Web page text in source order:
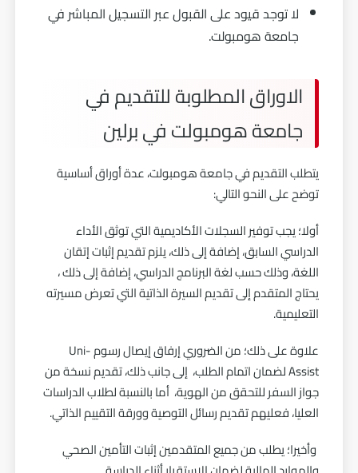
لا توجد قيود على القبول عبر التسجيل المباشر في
جامعة هومبولت.
الاوراق المطلوبة للتقديم في
جامعة هومبولت في برلين
يتطلب التقديم في جامعة هومبولت، عدة أوراق أساسية
توضح على النحو التالي:
أولا؛ يجب توفير السجلات الأكاديمية التي توثق الأداء
الدراسي السابق، إضافة إلى ذلك، يلزم تقديم إثبات إتقان
اللغة، وذلك حسب لغة البرنامج الدراسي، إضافة إلى ذلك ،
يحتاج المتقدم إلى تقديم السيرة الذاتية التي تعرض مسيرته
التعليمية.
علاوة على ذلك؛ من الضروري إرفاق إيصال رسوم Uni-
Assist لضمان اتمام الطلب، إلى جانب ذلك، تقديم نسخة من
جواز السفر للتحقق من الهوية، أما بالنسبة لطلاب الدراسات
العليا، فعليهم تقديم رسائل التوصية وورقة التقييم الذاتي.
وأخيرا؛ يطلب من جميع المتقدمين إثبات التأمين الصحي